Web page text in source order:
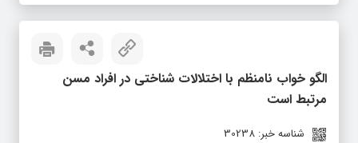
الگو خواب نامنظم با اختلالات شناختی در افراد مسن
مرتبط است
شناسه خبر: 30238